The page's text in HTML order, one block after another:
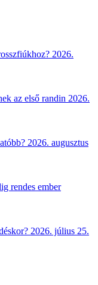
2026.
az első randin 2026.
2026. augusztus
rendes ember
2026. július 25.